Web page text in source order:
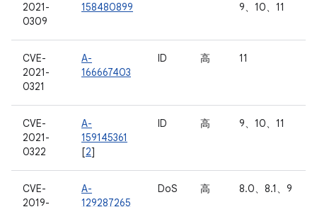
2021-
0309
158480899
9、10、11
CVE-
2021-
0321
A-
166667403
ID 高 11
CVE-
2021-
0322
A-
159145361
[2]
ID 高 9、10、11
CVE-
2019-
A-
129287265
DoS 高 8.0、8.1、9